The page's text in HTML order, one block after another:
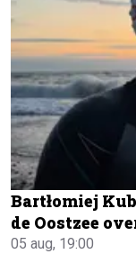
Bartłomiej
de Oostzee
05 aug, 19:00